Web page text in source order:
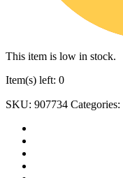
This item is low in stock.
Item(s) left: 0
SKU: 907734 Categories: